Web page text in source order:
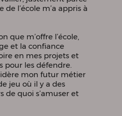
l’école m’a appris à
que m’offre l’école,
et la confiance
en mes projets et
pour les défendre.
mon futur métier
jeu où il y a des
de quoi s’amuser et